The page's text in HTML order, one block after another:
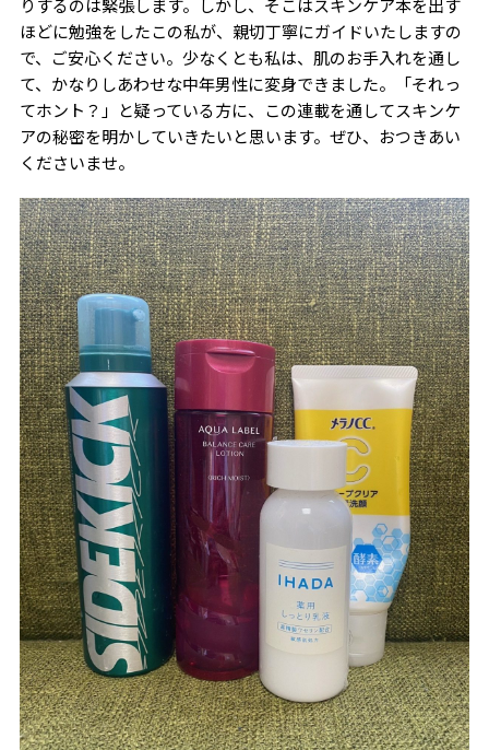
りするのは緊張します。しかし、そこはスキンケア本を出す
ほどに勉強をしたこの私が、親切丁寧にガイドいたしますの
で、ご安心ください。少なくとも私は、肌のお手入れを通し
て、かなりしあわせな中年男性に変身できました。「それっ
てホント？」と疑っている方に、この連載を通してスキンケ
アの秘密を明かしていきたいと思います。ぜひ、おつきあい
くださいませ。